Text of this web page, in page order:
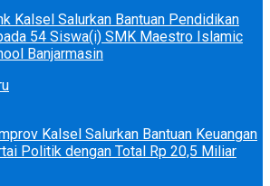
Kalsel Salurkan Bantuan Pendidikan
54 Siswa(i) SMK Maestro Islamic
Banjarmasin
Kalsel Salurkan Bantuan Keuangan
Politik dengan Total Rp 20,5 Miliar